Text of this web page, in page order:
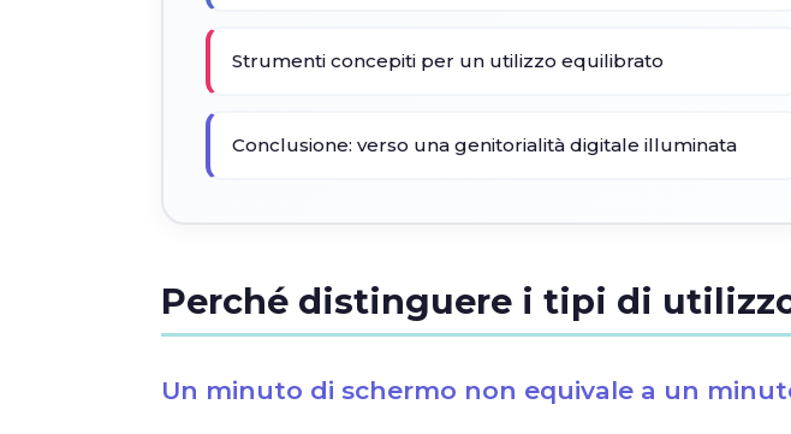
Strumenti concepiti per un utilizzo equilibrato
Conclusione: verso una genitorialità digitale illuminata
Perché distinguere i tipi di
Un minuto di schermo non equivale a un